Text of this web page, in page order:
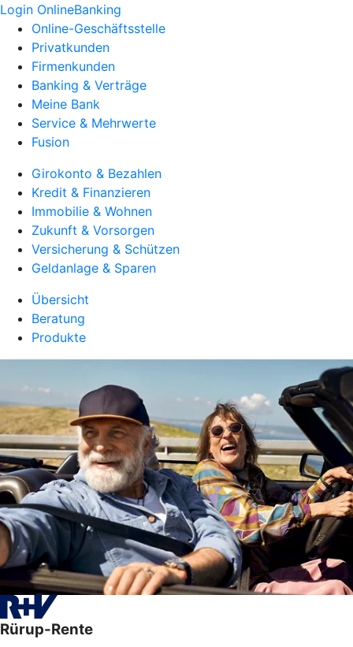
Login OnlineBanking
Online-Geschäftsstelle
Privatkunden
Firmenkunden
Banking & Verträge
Meine Bank
Service & Mehrwerte
Fusion
Girokonto & Bezahlen
Kredit & Finanzieren
Immobilie & Wohnen
Zukunft & Vorsorgen
Versicherung & Schützen
Geldanlage & Sparen
Übersicht
Beratung
Produkte
Rürup-Rente